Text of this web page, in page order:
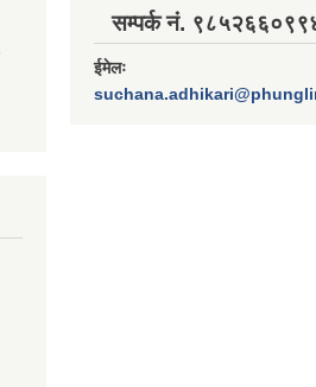
सम्पर्क नं.
ईमेलः